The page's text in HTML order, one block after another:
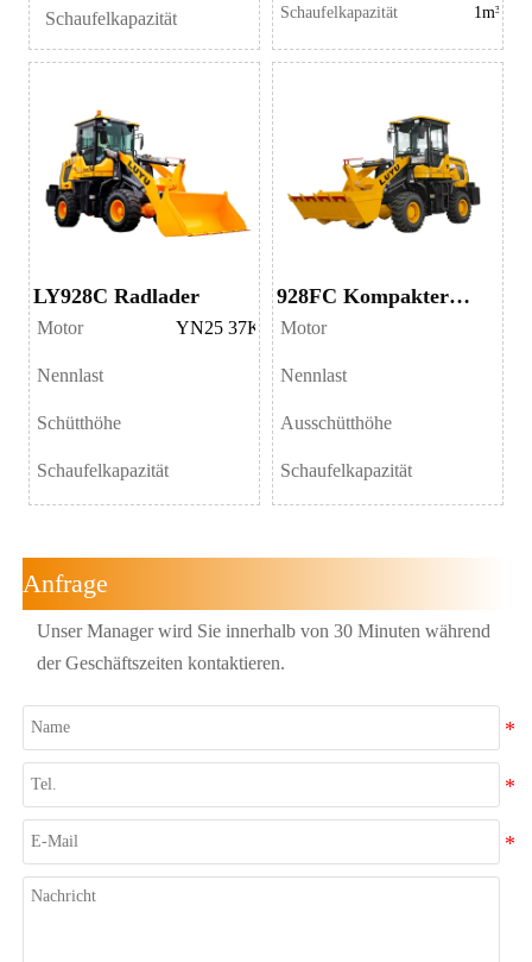
Schaufelkapazität Schaufelkapazität 1m³
LY928C Radlader
Motor YN25 37KW/50HP
Nennlast 1500kg
Schütthöhe 3200mm
Schaufelkapazität 0.6m³
928FC Kompakter
Radlader
Motor
Nennlast
Ausschütthöhe
Schaufelkapazität
Anfrage
Unser Manager wird Sie innerhalb von 30 Minuten während
der Geschäftszeiten kontaktieren.